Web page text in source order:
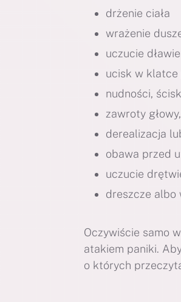
drżenie ciała
wrażenie
uczucie
ucisk w klatce
nudności,
zawroty
derealizacja
obawa przed
uczucie
dreszcze albo
Oczywiście samo
atakiem paniki.
o których